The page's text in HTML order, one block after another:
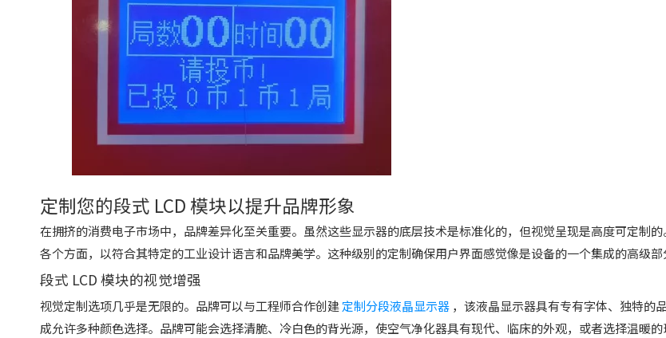
定制您的段式 LCD 模块以提升品牌形象
在拥挤的消费电子市场中，品牌差异化至关重要。虽然这些显示器的底层技术是标准化的，但视觉呈现是高度可定制
各个方面，以符合其特定的工业设计语言和品牌美学。这种级别的定制确保用户界面感觉像是设备的一个集成的高级部
段式 LCD 模块的视觉增强
视觉定制选项几乎是无限的。品牌可以与工程师合作创建定制分段液晶显示器 ，该液晶显示器具有专有字体、独特的
成允许多种颜色选择。品牌可能会选择清脆、冷白色的背光源，使空气净化器具有现代、临床的外观，或者选择温暖